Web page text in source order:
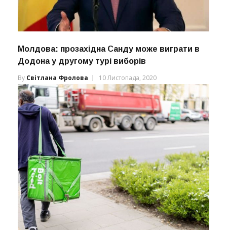
Молдова: прозахідна Санду може виграти в
Додона у другому турі виборів
By Світлана Фролова 10 Листопада, 2020